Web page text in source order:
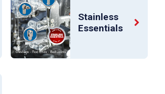
Stainless
Essentials